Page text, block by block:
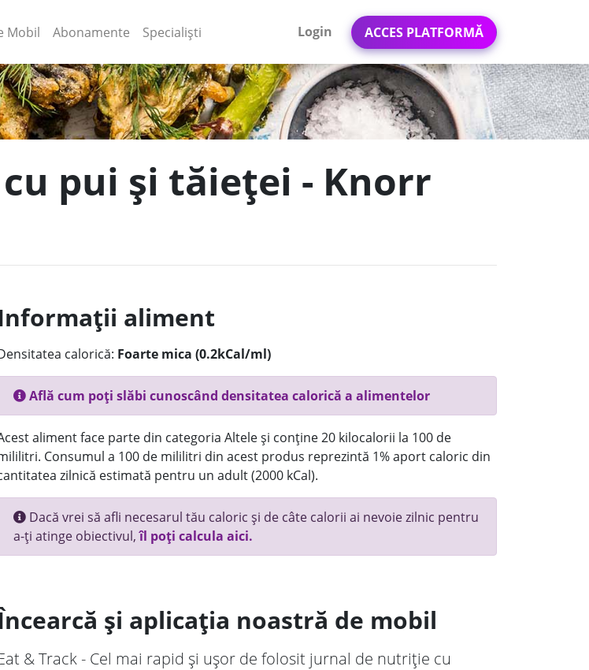
Mobil (current)
Abonamente Specialiști Login ACCES PLATFORMĂ
pui și tăieței - Knorr
aliment
calorică: Foarte mica (0.2kCal/ml)
Află cum poți slăbi cunoscând densitatea calorică a alimentelor
aliment face parte din categoria Altele și conține 20 kilocalorii la 100 de
Consumul a 100 de mililitri din acest produs reprezintă 1% aport caloric din
zilnică estimată pentru un adult (2000 kCal).
Dacă vrei să afli necesarul tău caloric și de câte calorii ai nevoie zilnic pentru
a-ți atinge obiectivul,îl poți calcula aici.
și aplicația noastră de mobil
& Track - Cel mai rapid și ușor de folosit jurnal de nutriție cu